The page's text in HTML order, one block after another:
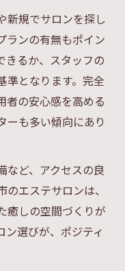
新規でサロンを探し
ランの有無もポイン
きるか、スタッフの
準となります。完全
者の安心感を高める
ーも多い傾向にあり
など、アクセスの良
エステサロンは、
癒しの空間づくりが
ン選びが、ポジティ